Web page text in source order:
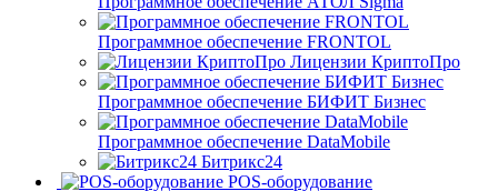
Программное обеспечение FRONTOL
Лицензии КриптоПро
Программное обеспечение БИФИТ Бизнес
Программное обеспечение DataMobile
Битрикс24
POS-оборудование